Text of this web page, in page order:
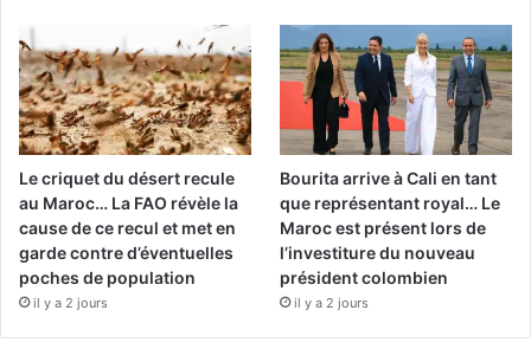
Le criquet du désert recule
au Maroc… La FAO révèle la
cause de ce recul et met en
garde contre d’éventuelles
poches de population
il y a 2 jours
Bourita arrive à Cali en tant
que représentant royal… Le
Maroc est présent lors de
l’investiture du nouveau
président colombien
il y a 2 jours